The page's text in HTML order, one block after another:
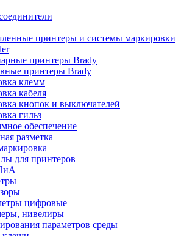
принтеры и системы маркировки
принтеры Brady
принтеры Brady
клемм
кабеля
кнопок и выключателей
гильз
обеспечение
разметка
для принтеров
цифровые
нивелиры
параметров среды